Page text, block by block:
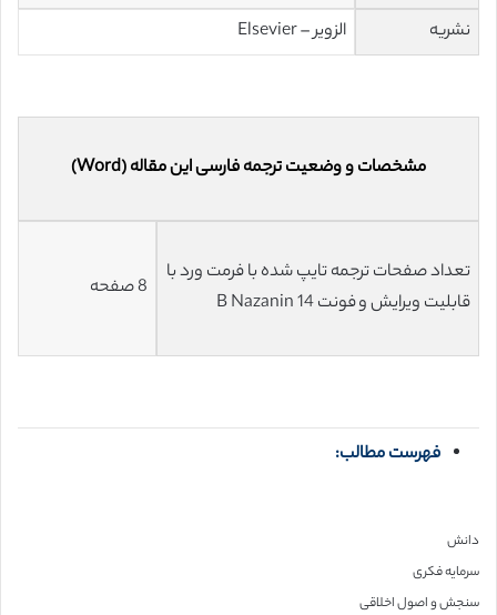
نشریه
الزویر – Elsevier
مشخصات و وضعیت ترجمه فارسی این مقاله (Word)
تعداد صفحات ترجمه تایپ شده با فرمت ورد با
قابلیت ویرایش و فونت 14 B Nazanin
8 صفحه
فهرست مطالب:
دانش
سرمایه‌ فکری
سنجش و اصول اخلاقی